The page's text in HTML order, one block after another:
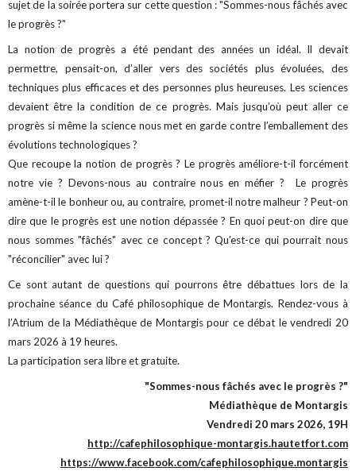
sujet de la soirée portera sur cette question : "Sommes-nous fâchés avec
le progrès ?"
La notion de progrès a été pendant des années un idéal. Il devait
permettre, pensait-on, d’aller vers des sociétés plus évoluées, des
techniques plus efficaces et des personnes plus heureuses. Les sciences
devaient être la condition de ce progrès. Mais jusqu’où peut aller ce
progrès si même la science nous met en garde contre l’emballement des
évolutions technologiques ?
Que recoupe la notion de progrès ? Le progrès améliore-t-il forcément
notre vie ? Devons-nous au contraire nous en méfier ? Le progrès
amène-t-il le bonheur ou, au contraire, promet-il notre malheur ? Peut-on
dire que le progrès est une notion dépassée ? En quoi peut-on dire que
nous sommes "fâchés" avec ce concept ? Qu’est-ce qui pourrait nous
"réconcilier" avec lui ?
Ce sont autant de questions qui pourrons être débattues lors de la
prochaine séance du Café philosophique de Montargis. Rendez-vous à
l’Atrium de la Médiathèque de Montargis pour ce débat le vendredi 20
mars 2026 à 19 heures.
La participation sera libre et gratuite.
"Sommes-nous fâchés avec le progrès ?"
Médiathèque de Montargis
Vendredi 20 mars 2026, 19H
http://cafephilosophique-montargis.hautetfort.com
https://www.facebook.com/cafephilosophique.montargis